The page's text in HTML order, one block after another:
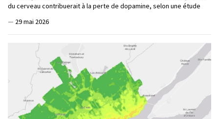
du cerveau contribuerait à la perte de dopamine, selon une étude
— 29 mai 2026